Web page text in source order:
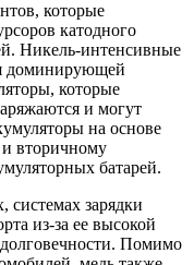
которые
катодного
Никель-интенсивные
доминирующей
которые
и могут
на основе
вторичному
батарей.
системах зарядки
из-за ее высокой
Помимо